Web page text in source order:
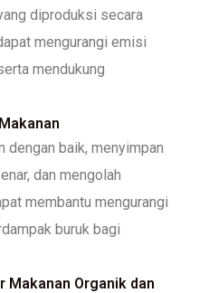
diproduksi secara
mengurangi emisi
mendukung
dengan baik, menyimpan
dan mengolah
membantu mengurangi
buruk bagi
Makanan Organik dan